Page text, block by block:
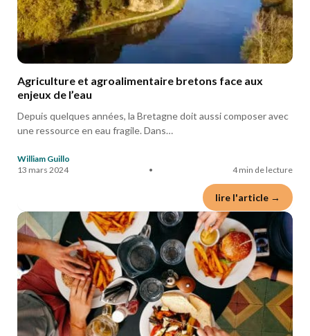
Agriculture et agroalimentaire bretons face aux
enjeux de l’eau
Depuis quelques années, la Bretagne doit aussi composer avec
une ressource en eau fragile. Dans…
William Guillo
13 mars 2024
• 4 min de lecture
lire l'article →